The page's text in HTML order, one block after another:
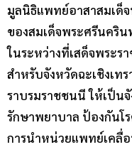
มูลนิธิแพทย์อาสาสมเด็
ของสมเด็จพระศรีนคริ
ในระหว่างที่เสด็จพระร
สำหรับจังหวัดฉะเชิงเท
ราบรมราชชนนี ให้เป็น
รักษาพยาบาล ป้องกันโ
การนำหน่วยแพทย์เคลื่อ